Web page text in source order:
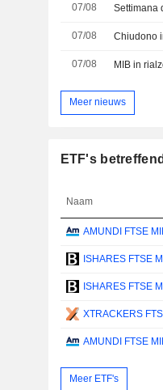
07/08 Settimana
07/08 Chiudono
07/08 MIB in
Meer nieuws
ETF's
Naam
AMUNDI FTSE
Meer ETF's